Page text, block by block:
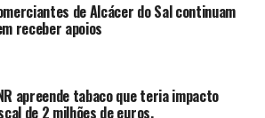
de Alcácer do Sal continuam
receber apoios
apreende tabaco que teria impacto
de 2 milhões de euros.